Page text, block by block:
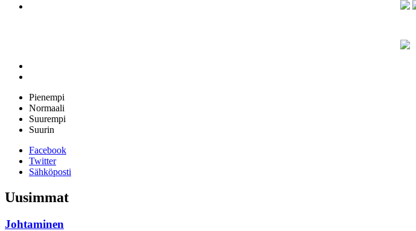
Pienempi
Normaali
Suurempi
Suurin
Facebook
Twitter
Sähköposti
Uusimmat
Johtaminen